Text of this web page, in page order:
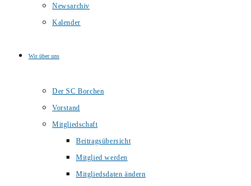
Newsarchiv
Kalender
Wir über uns
Der SC Borchen
Vorstand
Mitgliedschaft
Beitragsübersicht
Mitglied werden
Mitgliedsdaten ändern